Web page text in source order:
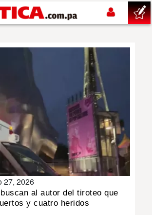
principal
27, 2026
al autor del tiroteo que
y cuatro heridos